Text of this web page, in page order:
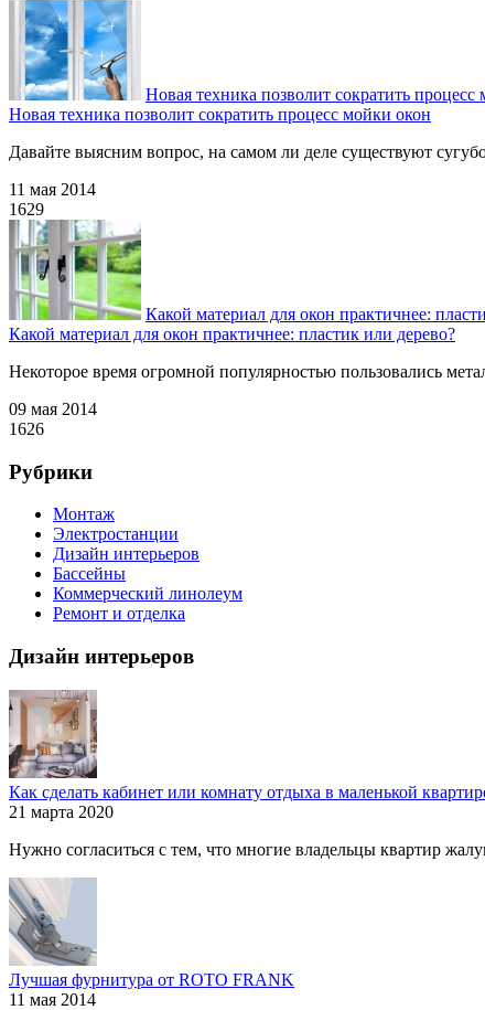
Новая техника позволит сократить процесс
Новая техника позволит сократить процесс мойки окон
Давайте выясним вопрос, на самом ли деле существуют
11 мая 2014
1629
Какой материал для окон практичнее:
Какой материал для окон практичнее: пластик или дерево?
Некоторое время огромной популярностью пользовались
09 мая 2014
1626
Рубрики
Монтаж
Электростанции
Дизайн интерьеров
Бассейны
Коммерческий линолеум
Ремонт и отделка
Дизайн интерьеров
Как сделать кабинет или комнату отдыха в маленькой
21 марта 2020
Нужно согласиться с тем, что многие владельцы квартир
Лучшая фурнитура от ROTO FRANK
11 мая 2014